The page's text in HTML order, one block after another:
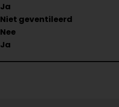
Ja
Niet geventileerd
Nee
Ja